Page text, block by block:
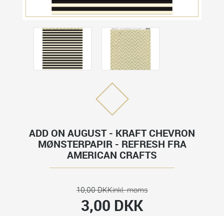
ADD ON AUGUST - KRAFT CHEVRON
MØNSTERPAPIR - REFRESH FRA
AMERICAN CRAFTS
10,00 DKKinkl. moms
3,00 DKK